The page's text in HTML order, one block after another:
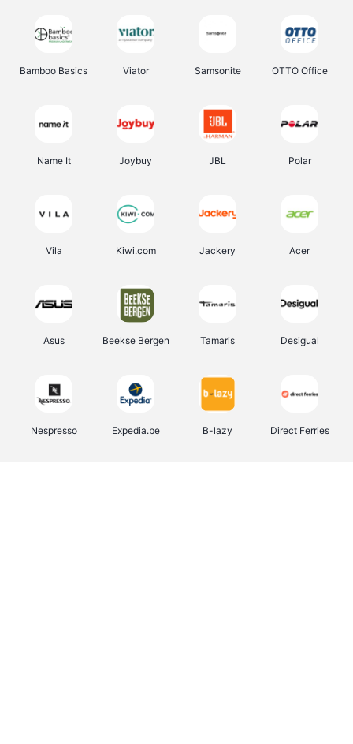
Bamboo Basics Viator Samsonite OTTO Office
Name It Joybuy JBL Polar
Vila Kiwi.com Jackery Acer
Asus Beekse Bergen Tamaris Desigual
Nespresso Expedia.be B-lazy Direct Ferries